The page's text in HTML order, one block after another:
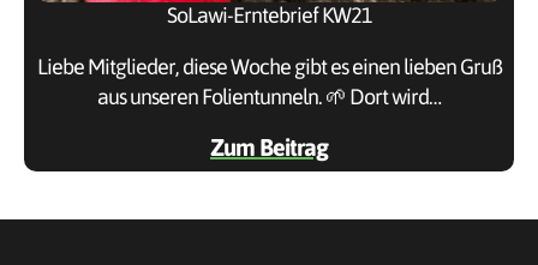
SoLawi-Erntebrief KW21
Liebe Mitglieder, diese Woche gibt es einen lieben Gruß
aus unseren Folientunneln. 🌱 Dort wird…
Zum Beitrag